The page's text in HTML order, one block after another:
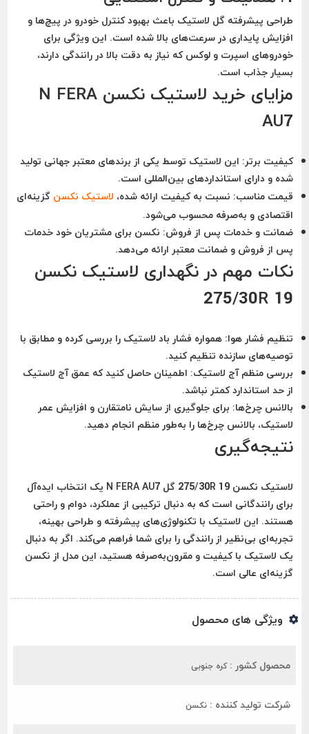
طراحی پیشرفته گل لاستیک باعث بهبود کنترل خودرو در پیچ‌ها و
افزایش پایداری در سرعت‌های بالا شده است. این ویژگی برای
خودروهای اسپرت و لوکس که نیاز به دقت بالا در رانندگی دارند،
بسیار جذاب است.
مزایای خرید لاستیک نکسن N FERA
AU7
کیفیت برتر: این لاستیک توسط یکی از برندهای معتبر جهانی تولید
شده و دارای استانداردهای بین‌المللی است.
قیمت مناسب: نسبت به کیفیت ارائه شده، لاستیک نکسن گزینه‌ای
اقتصادی و به‌صرفه محسوب می‌شود.
ضمانت و خدمات پس از فروش: نکسن برای مشتریان خود خدمات
پس از فروش و ضمانت معتبر ارائه می‌دهد.
نکات مهم در نگهداری لاستیک نکسن
275/30R 19
تنظیم فشار هوا: همواره فشار باد لاستیک را بررسی کرده و مطابق با
توصیه‌های سازنده تنظیم کنید.
بررسی منظم آج لاستیک: اطمینان حاصل کنید که عمق آج لاستیک
از حد استاندارد کمتر نباشد.
بالانس چرخ‌ها: برای جلوگیری از سایش نامتقارن و افزایش عمر
لاستیک، بالانس چرخ‌ها را به‌طور منظم انجام دهید.
نتیجه‌گیری
لاستیک نکسن 275/30R 19 گل N FERA AU7 یک انتخاب ایده‌آل
برای رانندگانی است که به دنبال ترکیبی از عملکرد، دوام و راحتی
هستند. این لاستیک با تکنولوژی‌های پیشرفته و طراحی بهینه،
تجربه‌ای بی‌نظیر از رانندگی را برای شما فراهم می‌کند. اگر به دنبال
یک لاستیک با کیفیت و مقرون‌به‌صرفه هستید، این مدل از نکسن
گزینه‌ای عالی است.
ویژگی های محصول
محصول کشور : کره جنوبی
شرکت تولید کننده : نکسن